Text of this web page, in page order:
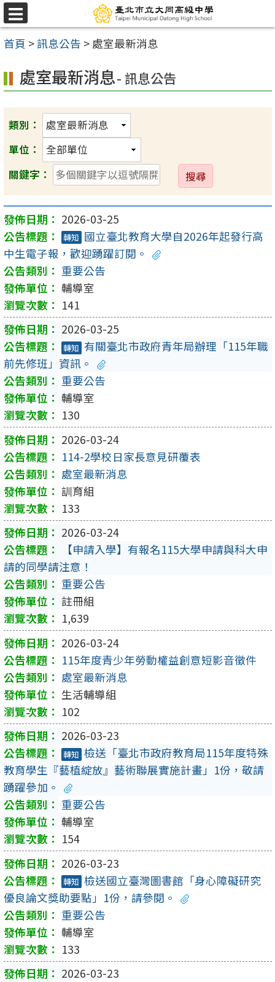
跳
至
主
內
容
區
選
單
首頁 >訊息公告 > 處室最新消息
處室最新消息- 訊息公告
類別：
單位：
關鍵字：
送
出
2026-03-25
轉知 國立臺北教育大學自2026年起發行高
中生電子報，歡迎踴躍訂閱。
重要公告
輔導室
141
2026-03-25
轉知 有關臺北市政府青年局辦理「115年職
前先修班」資訊。
重要公告
輔導室
130
2026-03-24
114-2學校日家長意見研覆表
處室最新消息
訓育組
133
2026-03-24
【申請入學】有報名115大學申請與科大申
請的同學請注意！
重要公告
註冊組
1,639
2026-03-24
115年度青少年勞動權益創意短影音徵件
處室最新消息
生活輔導組
102
2026-03-23
轉知 檢送「臺北市政府教育局115年度特殊
教育學生『藝植綻放』藝術聯展實施計畫」1份，敬請
踴躍參加。
重要公告
輔導室
154
2026-03-23
轉知 檢送國立臺灣圖書館「身心障礙研究
優良論文獎助要點」1份，請參閱。
重要公告
輔導室
133
2026-03-23